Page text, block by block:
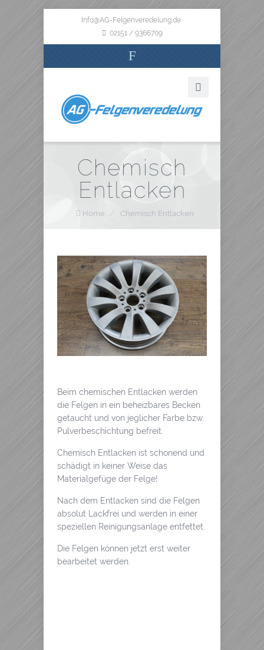
Info@AG-Felgenveredelung.de
02151 / 9366709
F
Chemisch
Entlacken
Home / Chemisch Entlacken
Beim chemischen Entlacken werden
die Felgen in ein beheizbares Becken
getaucht und von jeglicher Farbe bzw.
Pulverbeschichtung befreit.
Chemisch Entlacken ist schonend und
schädigt in keiner Weise das
Materialgefüge der Felge!
Nach dem Entlacken sind die Felgen
absolut Lackfrei und werden in einer
speziellen Reinigungsanlage entfettet.
Die Felgen können jetzt erst weiter
bearbeitet werden.